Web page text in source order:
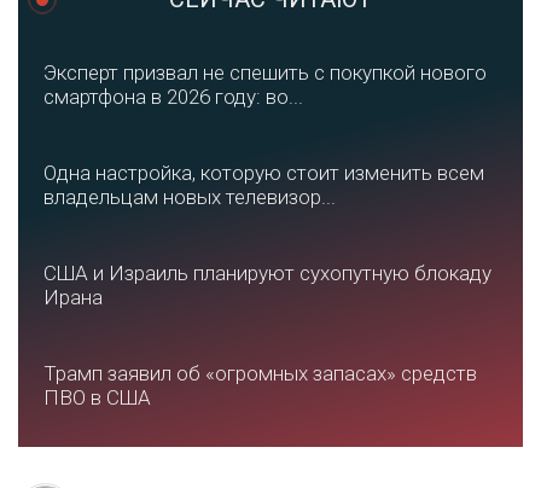
Эксперт призвал не спешить с покупкой нового
смартфона в 2026 году: во...
Одна настройка, которую стоит изменить всем
владельцам новых телевизор...
США и Израиль планируют сухопутную блокаду
Ирана
Трамп заявил об «огромных запасах» средств
ПВО в США